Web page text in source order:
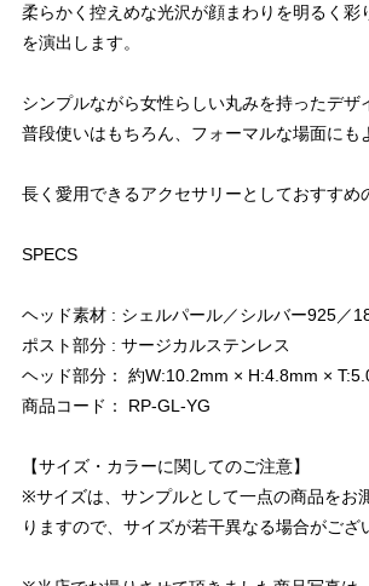
柔らかく控えめな光沢が顔まわりを明るく彩
を演出します。
シンプルながら女性らしい丸みを持ったデザ
普段使いはもちろん、フォーマルな場面にも
長く愛用できるアクセサリーとしておすすめ
SPECS
ヘッド素材 : シェルパール／シルバー925／
ポスト部分 : サージカルステンレス
ヘッド部分： 約W:10.2mm × H:4.8mm ×
商品コード： RP-GL-YG
【サイズ・カラーに関してのご注意】
※サイズは、サンプルとして一点の商品をお
りますので、サイズが若干異なる場合がござ